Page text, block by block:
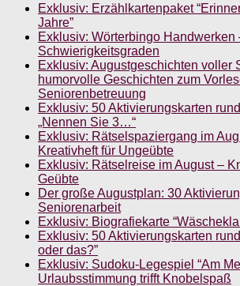
Exklusiv: Erzählkartenpaket
Jahre”
Exklusiv: Wörterbingo Handwerken
Schwierigkeitsgraden
Exklusiv: Augustgeschichten voller
humorvolle Geschichten zum
Seniorenbetreuung
Exklusiv: 50 Aktivierungskarten
„Nennen Sie 3…“
Exklusiv: Rätselspaziergang im
Kreativheft für Ungeübte
Exklusiv: Rätselreise im August –
Geübte
Der große Augustplan: 30
Seniorenarbeit
Exklusiv: Biografiekarte
Exklusiv: 50 Aktivierungskarten
oder das?”
Exklusiv: Sudoku-Legespiel “Am
Urlaubsstimmung trifft Knobelspaß